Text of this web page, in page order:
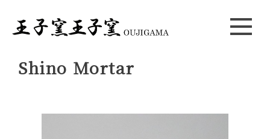
Shino Mortar